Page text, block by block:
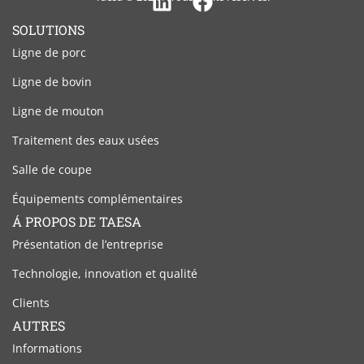
SOLUTIONS
Ligne de porc
Ligne de bovin
Ligne de mouton
Traitement des eaux usées
Salle de coupe
Équipements complémentaires
Á PROPOS DE TAESA
Présentation de l’entreprise
Technologie, innovation et qualité
Clients
AUTRES
Informations